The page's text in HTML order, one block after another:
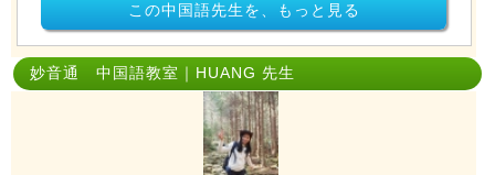
この中国語先生を、もっと見る
妙音通 中国語教室｜HUANG 先生